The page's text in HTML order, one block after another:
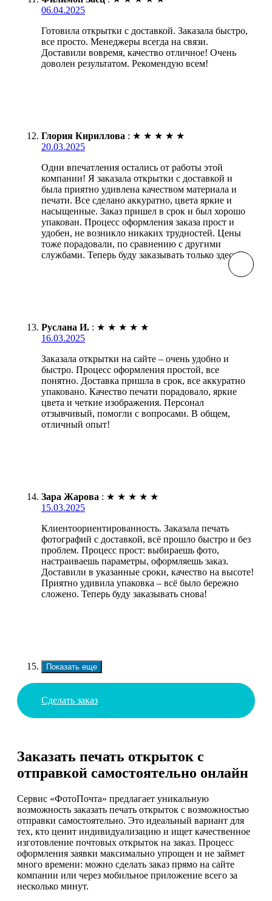
06.04.2025
Готовила открытки с доставкой. Заказала быстро,
все просто. Менеджеры всегда на связи.
Доставили вовремя, качество отличное! Очень
доволен результатом. Рекомендую всем!
Глория Кириллова : ★ ★ ★ ★ ★
20.03.2025
Одни впечатления остались от работы этой
компании! Я заказала открытки с доставкой и
была приятно удивлена качеством материала и
печати. Все сделано аккуратно, цвета яркие и
насыщенные. Заказ пришел в срок и был хорошо
упакован. Процесс оформления заказа прост и
удобен, не возникло никаких трудностей. Цены
тоже порадовали, по сравнению с другими
службами. Теперь буду заказывать только здесь!
Руслана И. : ★ ★ ★ ★ ★
16.03.2025
Заказала открытки на сайте – очень удобно и
быстро. Процесс оформления простой, все
понятно. Доставка пришла в срок, все аккуратно
упаковано. Качество печати порадовало, яркие
цвета и четкие изображения. Персонал
отзывчивый, помогли с вопросами. В общем,
отличный опыт!
Зара Жарова : ★ ★ ★ ★ ★
15.03.2025
Клиентоориентированность. Заказала печать
фотографий с доставкой, всё прошло быстро и без
проблем. Процесс прост: выбираешь фото,
настраиваешь параметры, оформляешь заказ.
Доставили в указанные сроки, качество на высоте!
Приятно удивила упаковка – всё было бережно
сложено. Теперь буду заказывать снова!
Показать еще
Сделать заказ
Заказать печать открыток с
отправкой самостоятельно онлайн
Сервис «ФотоПочта» предлагает уникальную
возможность заказать печать открыток с возможностью
отправки самостоятельно. Это идеальный вариант для
тех, кто ценит индивидуализацию и ищет качественное
изготовление почтовых открыток на заказ. Процесс
оформления заявки максимально упрощен и не займет
много времени: можно сделать заказ прямо на сайте
компании или через мобильное приложение всего за
несколько минут.